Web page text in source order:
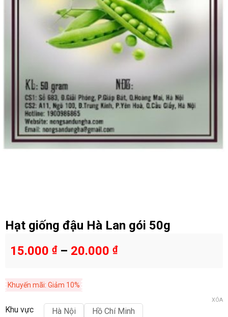
Hạt giống đậu Hà Lan gói 50g
15.000 ₫– 20.000 ₫
Khuyến mãi: Giảm 10%
Khu vực Hà Nội
Hồ Chí Minh
XÓA